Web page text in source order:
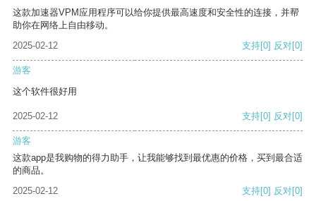
这款加速器VPM应用程序可以给你提供最高速度和安全性的连接，并帮
助你在网络上自由移动。
2025-02-12
支持[0] 反对[0]
游客
这个软件很好用
2025-02-12 支持[0] 反对[0]
游客
这款app是我购物的得力助手，让我能够找到最优惠的价格，买到最合适
的商品。
2025-02-12
支持[0] 反对[0]